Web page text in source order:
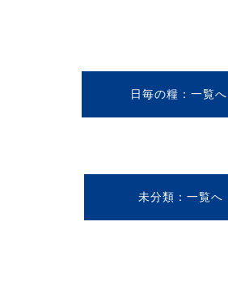
日毎の糧
未分類